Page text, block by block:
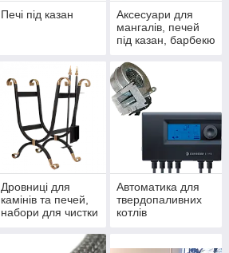
Печі під казан
Аксесуари для
мангалів, печей
під казан, барбекю
Дровниці для
камінів та печей,
набори для чистки
Автоматика для
твердопаливних
котлів